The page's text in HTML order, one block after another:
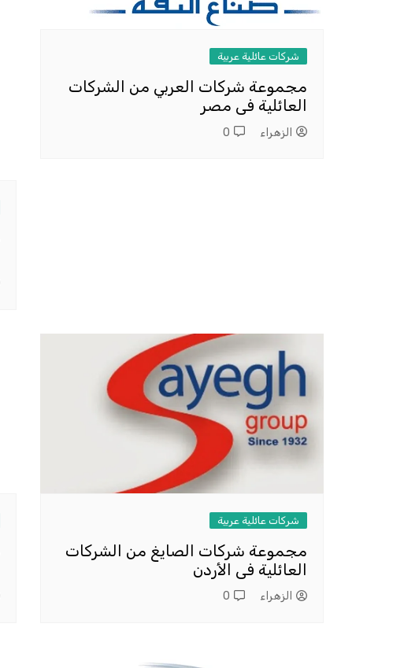
شركات عائلية عربية
مجموعة شركات العربي من الشركات
العائلية فى مصر
الزهراء 0
شركات عائلية عربية
مجموعة شركات الصايغ من الشركات
العائلية فى الأردن
الزهراء 0